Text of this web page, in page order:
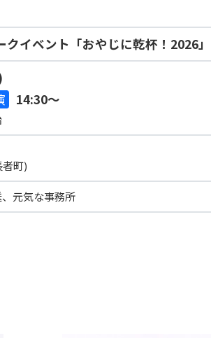
イベント「おやじに乾杯！2026」
14:30～
町)
元気な事務所